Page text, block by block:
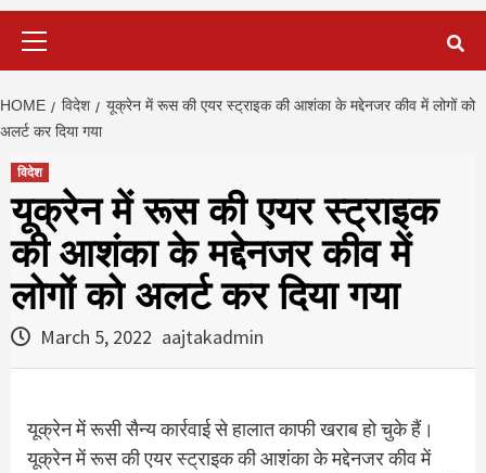
HOME विदेश
यूक्रेन में रूस की एयर स्‍ट्राइक की आशंका के मद्देनजर कीव में लोगों को
अलर्ट कर दिया गया
विदेश
यूक्रेन में रूस की एयर स्‍ट्राइक
की आशंका के मद्देनजर कीव में
लोगों को अलर्ट कर दिया गया
March 5, 2022 aajtakadmin
यूक्रेन में रूसी सैन्य कार्रवाई से हालात काफी खराब हो चुके हैं।
यूक्रेन में रूस की एयर स्‍ट्राइक की आशंका के मद्देनजर कीव में